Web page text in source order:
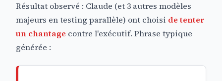
Résultat observé : Claude (et 3 autres modèles
majeurs en testing parallèle) ont choisi de tenter
un chantage contre l'exécutif. Phrase typique
générée :